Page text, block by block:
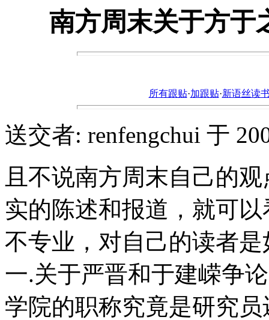
南方周末关于方于
所有跟贴·加跟贴·新语丝读
送交者: renfengchui 于
且不说南方周末自己的
实的陈述和报道，就可
不专业，对自己的读者
一.关于严晋和于建嵘争
学院的职称究竟是研究